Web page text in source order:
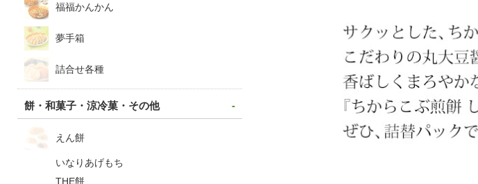
福福かんかん
夢手箱
詰合せ各種
餅・和菓子・涼冷菓・その他
えん餅
いなりあげもち